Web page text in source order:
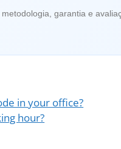
garantia e
in your office?
hour?